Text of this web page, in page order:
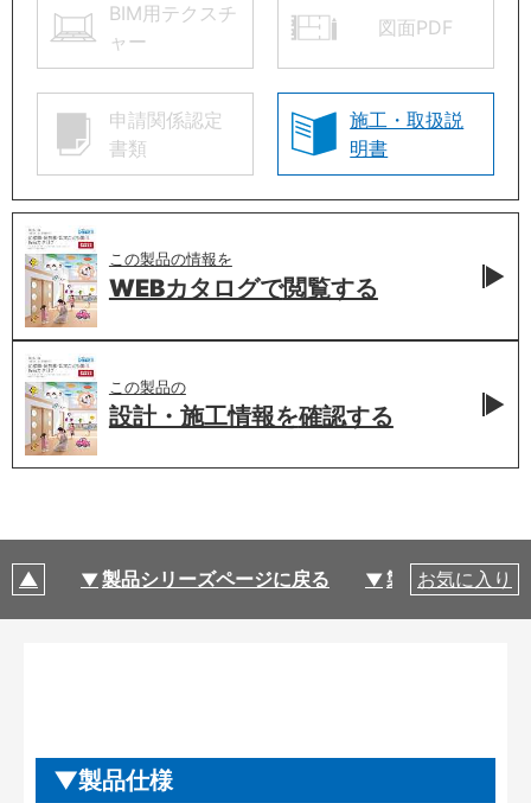
BIM用テクスチ
ャー
図面PDF
申請関係認定
書類
施工・取扱説
明書
この製品の情報を
WEBカタログで閲覧する
この製品の
設計・施工情報を確認する
製品シリーズページに戻る 製品仕様
お気に入り
製品仕様